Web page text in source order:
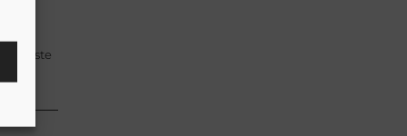
juiste